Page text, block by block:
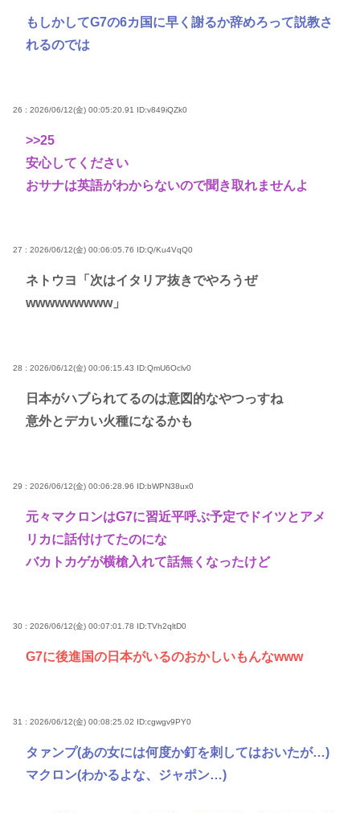
もしかしてG7の6カ国に早く謝るか辞めろって説教さ
れるのでは
26 : 2026/06/12(金) 00:05:20.91 ID:v849iQZk0
>>25
安心してください
おサナは英語がわからないので聞き取れませんよ
27 : 2026/06/12(金) 00:06:05.76 ID:Q/Ku4VqQ0
ネトウヨ「次はイタリア抜きでやろうぜ
wwwwwwwww」
28 : 2026/06/12(金) 00:06:15.43 ID:QmU6Oclv0
日本がハブられてるのは意図的なやつっすね
意外とデカい火種になるかも
29 : 2026/06/12(金) 00:06:28.96 ID:bWPN38ux0
元々マクロンはG7に習近平呼ぶ予定でドイツとアメ
リカに話付けてたのにな
バカトカゲが横槍入れて話無くなったけど
30 : 2026/06/12(金) 00:07:01.78 ID:TVh2qltD0
G7に後進国の日本がいるのおかしいもんなwww
31 : 2026/06/12(金) 00:08:25.02 ID:cgwgv9PY0
タァンプ(あの女には何度か釘を刺してはおいたが…)
マクロン(わかるよな、ジャポン…)